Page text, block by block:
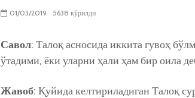
01/03/2019 5638 кўрилди
Савол: Талоқ асносида иккита гувоҳ
ўтадими, ёки уларни ҳали ҳам бир оила
Жавоб: Қуйида келтириладиган Талоқ